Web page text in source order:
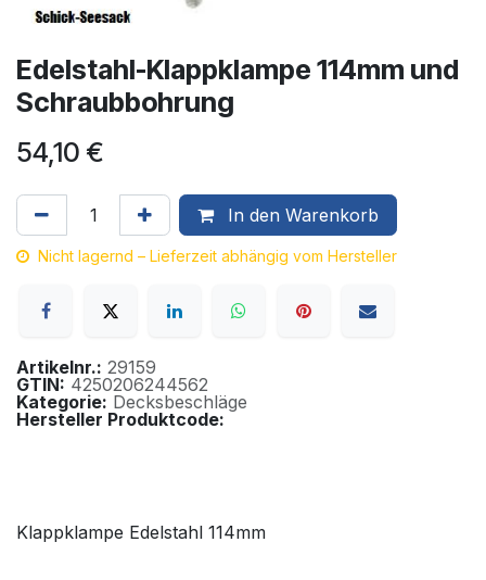
Edelstahl-Klappklampe 114mm und
Schraubbohrung
54,10 €
In den Warenkorb
Nicht lagernd – Lieferzeit abhängig vom Hersteller
Artikelnr.: 29159
GTIN: 4250206244562
Kategorie: Decksbeschläge
Hersteller Produktcode:
Klappklampe Edelstahl 114mm